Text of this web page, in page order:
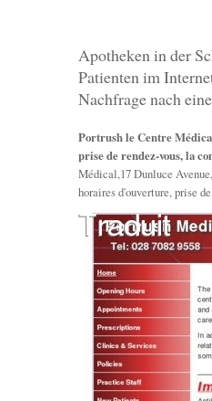
Apotheken in der
Patienten im
Nachfrage nach
Portrush le Centre
prise de rendez-vous, la
Médical,17 Dunluce
horaires d'ouverture, prise